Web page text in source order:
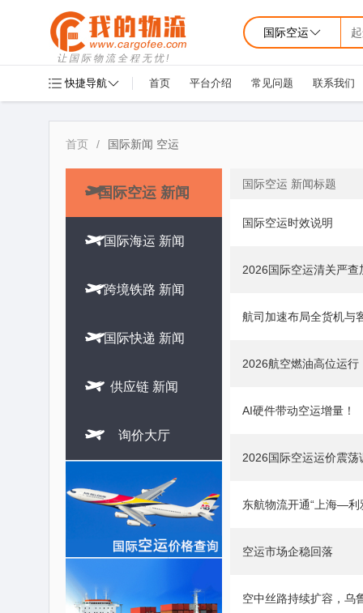
让国际物流全程无忧!
国际空运
快捷导航 首页 平台介绍 常见问题 联系我们
首页 / 国际新闻 空运
国际空运 新闻
国际海运 新闻
跨境铁路 新闻
国际快递 新闻
 供应链 新闻
 询价大厅
国际空运 新闻标题
国际空运时效说明
2026国际空运清关严
航司加速布局全货机与
2026航空燃油高位运
AI硬件带动空运增量！
2026国际空运运价震荡
东航物流开通“上海—
空运市场企稳回落
空中丝路持续扩容，乌